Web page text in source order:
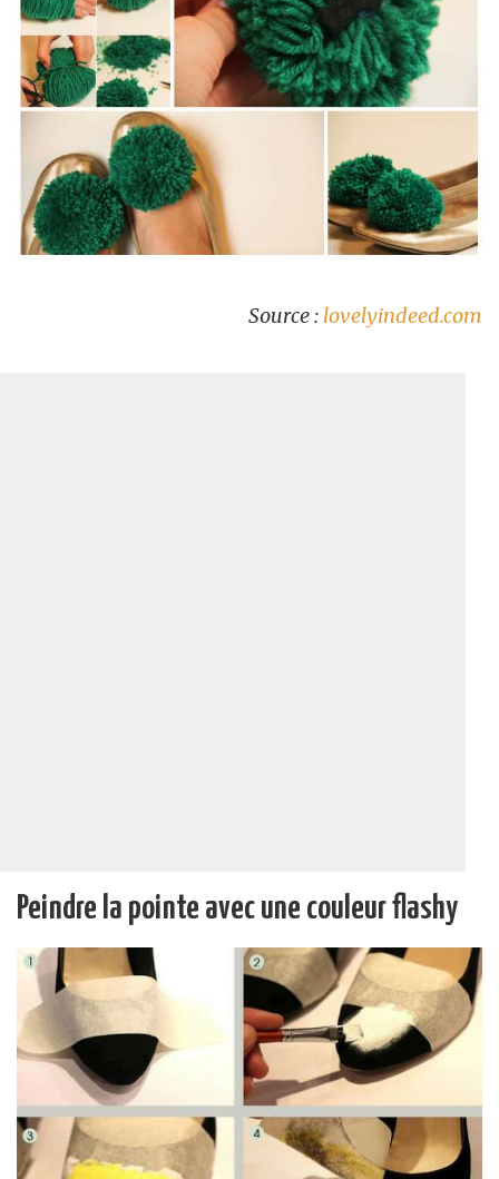
Source : lovelyindeed.com
Peindre la pointe avec une couleur flashy